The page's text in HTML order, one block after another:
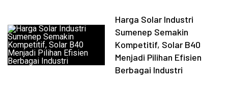
Harga Solar Industri
Sumenep Semakin
Kompetitif, Solar B40
Menjadi Pilihan Efisien
Berbagai Industri